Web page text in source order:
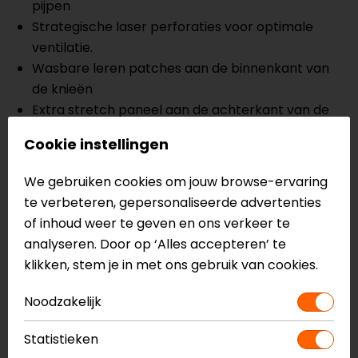
pijpen
Strategische laser perforaties voor optimale
ventilatie.
Wasbare leren patches aan de binnenkant van
de knieën
Extra stretch paneel aan de achterkant van de
Waterdichte zak met ritssluiting op de dijen
Verstelbare magnetische taille sluiting
Mesh voering
¾ taille connector met ritssluiting voor een veilige
verbinding met Alpinestars-jassen
Uitgebreide stretch aan de binnenkant van de
kuiten voor een optimale pasvorm in en over de
laars
CORDURA Ripstop-versterking op de knieën
MATRYX-ventilatiepanelen aan de buitenkant
Cookie instellingen
We gebruiken cookies om jouw browse-ervaring
te verbeteren, gepersonaliseerde advertenties
of inhoud weer te geven en ons verkeer te
analyseren. Door op ‘Alles accepteren’ te
klikken, stem je in met ons gebruik van cookies.
Noodzakelijk
Statistieken